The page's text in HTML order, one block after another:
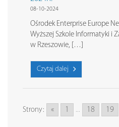
08-10-2024
Ośrodek Enterprise Europe
Wyższej Szkole Informatyki i
w Rzeszowie, […]
Czytaj dalej
Strony: « 1 ... 18 19